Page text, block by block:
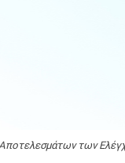
Αποτελεσμάτων των